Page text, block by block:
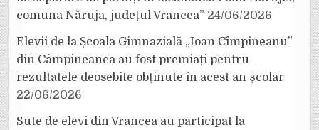
comuna Năruja, județul Vrancea” 24/06/2026
Elevii de la Școala Gimnazială „Ioan Cîmpineanu”
din Câmpineanca au fost premiați pentru
rezultatele deosebite obținute în acest an școlar
22/06/2026
Sute de elevi din Vrancea au participat la